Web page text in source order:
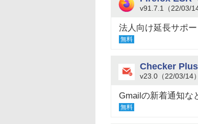
v91.7.1（22/03/14
法人向け延長サポー
無料
Checker
v23.0（22/03/14）
Gmailの新着通知な
無料